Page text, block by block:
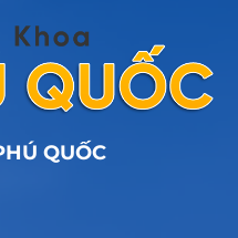
QUỐC